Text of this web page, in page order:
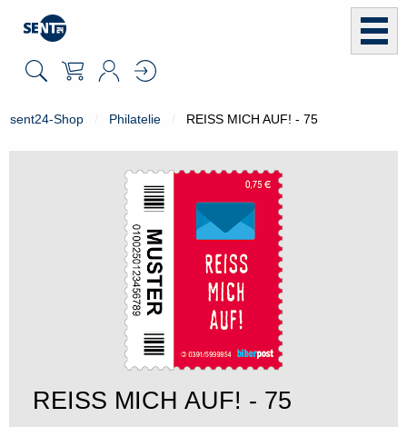
sent24-Shop Philatelie REISS MICH AUF! - 75
REISS MICH AUF! - 75